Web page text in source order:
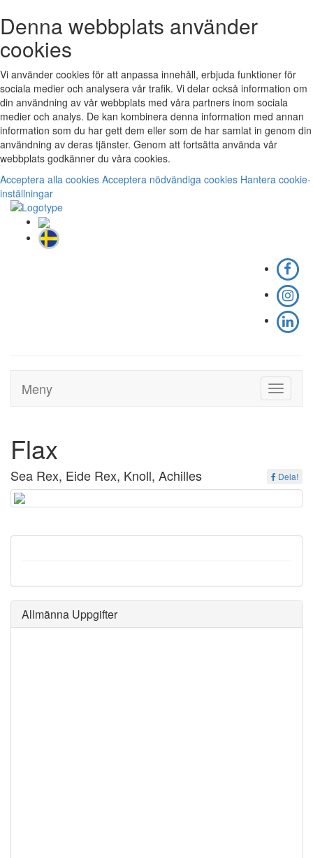
Denna webbplats använder
cookies
Vi använder cookies för att anpassa innehåll, erbjuda funktioner för
sociala medier och analysera vår trafik. Vi delar också information om
din användning av vår webbplats med våra partners inom sociala
medier och analys. De kan kombinera denna information med annan
information som du har gett dem eller som de har samlat in genom din
användning av deras tjänster. Genom att fortsätta använda vår
webbplats godkänner du våra cookies.
Acceptera alla cookies Acceptera nödvändiga cookies Hantera cookie-
inställningar
Toggle
Meny
Flax
Sea Rex, Eide Rex, Knoll, Achilles Dela!
Allmänna Uppgifter